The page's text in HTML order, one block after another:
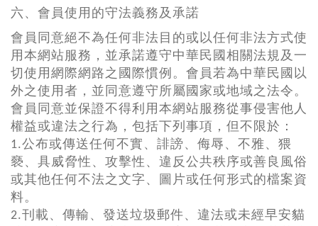
六、會員使用的守法義務及承諾
會員同意絕不為任何非法目的或以任何非法方式使
用本網站服務，並承諾遵守中華民國相關法規及一
切使用網際網路之國際慣例。會員若為中華民國以
外之使用者，並同意遵守所屬國家或地域之法令。
會員同意並保證不得利用本網站服務從事侵害他人
權益或違法之行為，包括下列事項，但不限於：
1.公布或傳送任何不實、誹謗、侮辱、不雅、猥
褻、具威脅性、攻擊性、違反公共秩序或善良風俗
或其他任何不法之文字、圖片或任何形式的檔案資
料。
2.刊載、傳輸、發送垃圾郵件、違法或未經早安貓